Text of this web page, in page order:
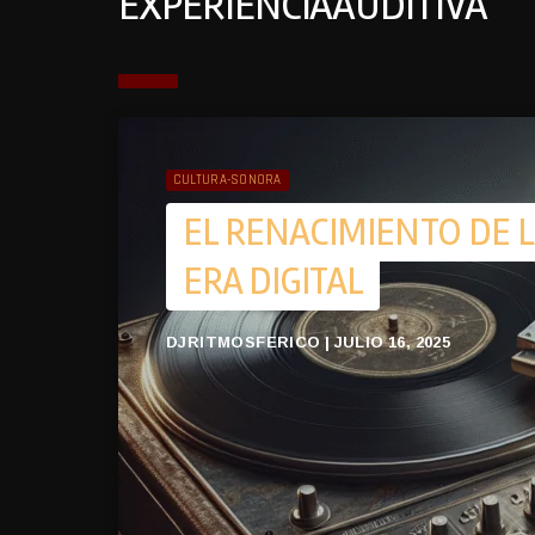
CULTURA-SONORA
EL RENACIMIENTO DE
ERA DIGITAL
DJRITMOSFERICO | JULIO 16, 2025